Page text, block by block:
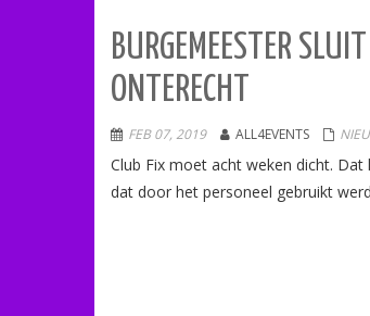
BURGEMEESTER
ONTERECHT
FEB 07, 2019 ALL4EVENTS
Club Fix moet acht weken dicht.
dat door het personeel gebruikt